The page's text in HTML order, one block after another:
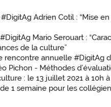
Adrien Cotil : “Mise
Mario Serouart :
de la culture”
annuelle #DigitAg
- Méthodes
: le 13 juillet 2021 à 10h
1 semaine pour les